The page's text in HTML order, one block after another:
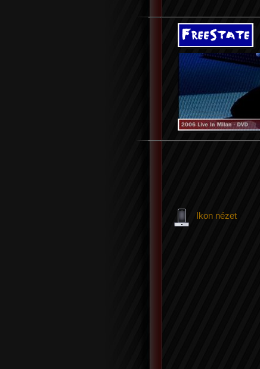
Ikon nézet